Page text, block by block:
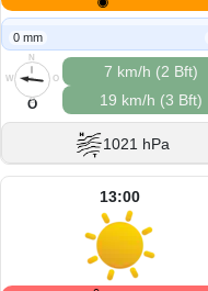
0 mm
N
O
S
W
O
7 km/h (2 Bft)
19 km/h (3 Bft)
1021 hPa
13:00